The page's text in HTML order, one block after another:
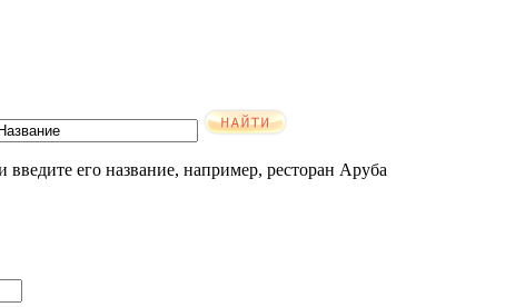
введите его название, например, ресторан Аруба